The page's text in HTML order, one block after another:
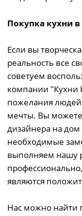
Покупка кухни
Если вы
реальность все
советуем
компании "Кухни
пожелания людей
мечты. Вы
дизайнера на
необходимые
выполняем нашу
являются
Нас можно найти